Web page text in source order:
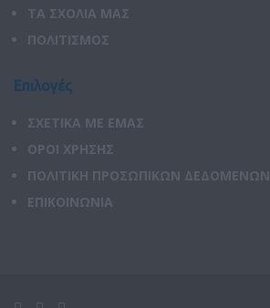
ΤΑ ΣΧΟΛΙΑ ΜΑΣ
ΠΟΛΙΤΙΣΜΟΣ
Επιλογές
ΣΧΕΤΙΚΑ ΜΕ ΕΜΑΣ
ΟΡΟΙ ΧΡΗΣΗΣ
ΠΟΛΙΤΙΚΗ ΠΡΟΣΩΠΙΚΩΝ ΔΕΔΟΜΕΝΩΝ
ΕΠΙΚΟΙΝΩΝΙΑ